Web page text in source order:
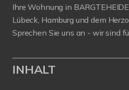
Ihre Wohnung in
Lübeck, Hamburg und dem
Sprechen Sie uns an - wir sind
INHALT